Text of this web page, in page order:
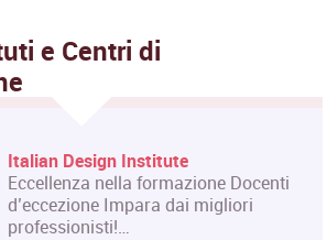
e Centri di
Italian Design Institute
Eccellenza nella formazione Docenti
d’eccezione Impara dai migliori
professionisti!…